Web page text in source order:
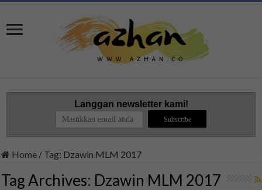
Langgan newsletter kami!
Home / Tag: Dzawin MLM 2017
Tag Archives: Dzawin MLM 2017